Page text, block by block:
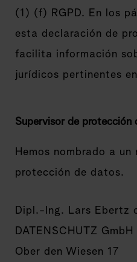
(1) (f) RGPD. En los
esta declaración de
facilita información
jurídicos pertinentes
Supervisor de protección
Hemos nombrado a un
protección de datos.
Dipl.-Ing. Lars Ebertz
DATENSCHUTZ GmbH
Ober den Wiesen 17